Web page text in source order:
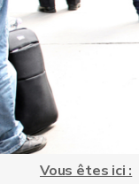
Vous êtes ici :